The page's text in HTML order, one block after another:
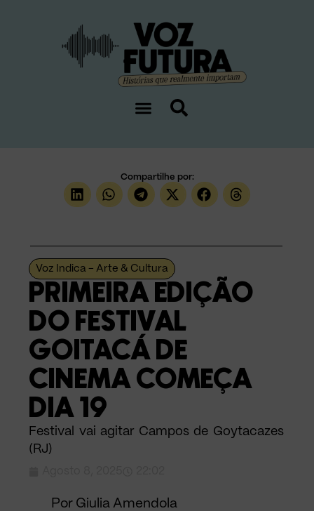
Compartilhe por:
Voz Indica - Arte & Cultura
PRIMEIRA EDIÇÃO
DO FESTIVAL
GOITACÁ DE
CINEMA COMEÇA
DIA 19
Festival vai agitar Campos de Goytacazes
(RJ)
Por Giulia Amendola